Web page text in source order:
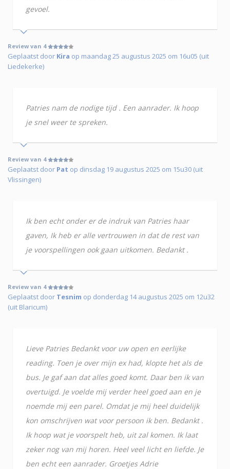
gevoel.
Review van 4
Geplaatst door Kira op maandag 25 augustus 2025 om 16u05 (uit
Liedekerke)
Patries nam de nodige tijd . Een aanrader. Ik hoop
je snel weer te spreken.
Review van 4
Geplaatst door Pat op dinsdag 19 augustus 2025 om 15u30 (uit
Vlissingen)
Ik ben echt onder er de indruk van Patries haar
gaven, Ik heb er alle vertrouwen in dat de rest van
je voorspellingen ook gaan uitkomen. Bedankt .
Review van 4
Geplaatst door Tesnim op donderdag 14 augustus 2025 om 12u32
(uit Blaricum)
Lieve Patries Bedankt voor uw open en eerlijke
reading. Toen je over mijn ex had, klopte het als de
bus. Je gaf aan dat alles goed komt. Daar ben ik van
overtuigd. Je voelde mij verder heel goed aan en je
noemde mij een parel. Omdat je mij heel duidelijk
kon omschrijven wat voor persoon ik ben. Bedankt .
Ik hoop wat je voorspelt heb, uit zal komen. Ik laat
zeker nog van mij horen. Heel veel licht en liefde. Je
ben echt een aanrader. Groetjes Adrie